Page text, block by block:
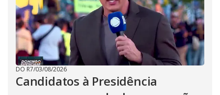
DO R7/03/08/2026
Candidatos à Presidência